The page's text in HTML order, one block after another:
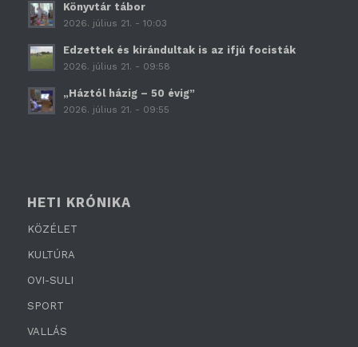
Könyvtár tábor
2026. július 21. - 10:03
Edzettek és kirándultak is az ifjú focisták
2026. július 21. - 09:58
„Háztól házig – 50 évig”
2026. július 21. - 09:55
HETI KRÓNIKA
KÖZÉLET
KULTÚRA
OVI-SULI
SPORT
VALLÁS